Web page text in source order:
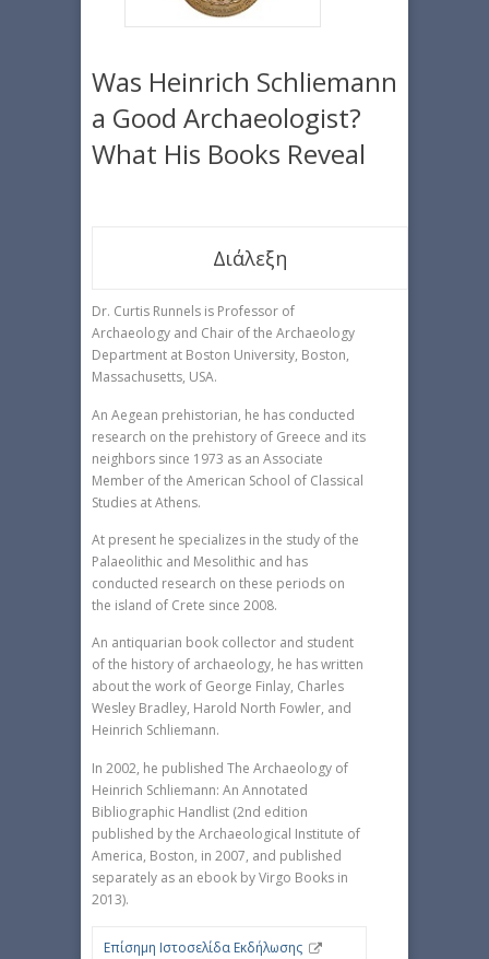
Was Heinrich Schliemann
a Good Archaeologist?
What His Books Reveal
Διάλεξη
Dr. Curtis Runnels is Professor of
Archaeology and Chair of the Archaeology
Department at Boston University, Boston,
Massachusetts, USA.
An Aegean prehistorian, he has conducted
research on the prehistory of Greece and its
neighbors since 1973 as an Associate
Member of the American School of Classical
Studies at Athens.
At present he specializes in the study of the
Palaeolithic and Mesolithic and has
conducted research on these periods on
the island of Crete since 2008.
An antiquarian book collector and student
of the history of archaeology, he has written
about the work of George Finlay, Charles
Wesley Bradley, Harold North Fowler, and
Heinrich Schliemann.
In 2002, he published The Archaeology of
Heinrich Schliemann: An Annotated
Bibliographic Handlist (2nd edition
published by the Archaeological Institute of
America, Boston, in 2007, and published
separately as an ebook by Virgo Books in
2013).
Επίσημη Ιστοσελίδα Εκδήλωσης